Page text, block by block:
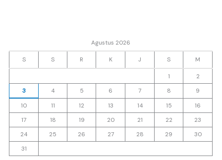
Agustus 2026
S S R K J S M
1
2
3
4 5 6 7 8
9
10
11 12 13 14 15
16
17
18 19 20 21 22
23
24
25 26 27 28 29
30
31